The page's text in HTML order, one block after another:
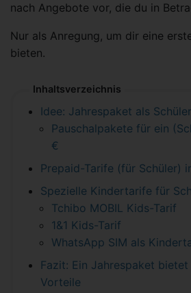
nach Angebote vor, die du in
Nur als Anregung, um dir eine
bieten.
Inhaltsverzeichnis
Idee: Jahrespaket als
Pauschalpakete für ein
€
Prepaid-Tarife (für Schüler)
Spezielle Kindertarife für
Tchibo MOBIL Kids-Tarif
1&1 Kids-Tarif
WhatsApp SIM als
Fazit: Ein Jahrespaket
Vorteile